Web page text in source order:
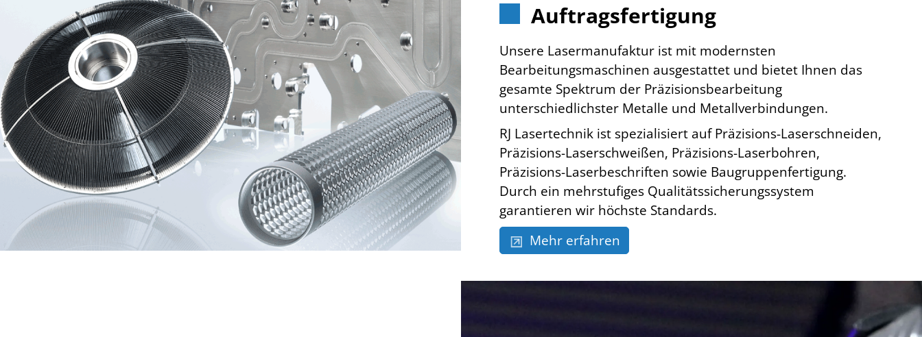
Auftragsfertigung
Unsere Lasermanufaktur ist mit modernsten
Bearbeitungsmaschinen ausgestattet und bietet Ihnen das
gesamte Spektrum der Präzisionsbearbeitung
unterschiedlichster Metalle und Metallverbindungen.
RJ Lasertechnik ist spezialisiert auf Präzisions-Laserschneiden,
Präzisions-Laserschweißen, Präzisions-Laserbohren,
Präzisions-Laserbeschriften sowie Baugruppenfertigung.
Durch ein mehrstufiges Qualitätssicherungssystem
garantieren wir höchste Standards.
Mehr erfahren